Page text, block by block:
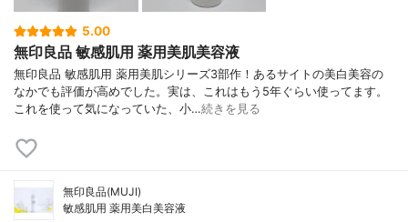
5.00
無印良品 敏感肌用 薬用美肌美容液
無印良品 敏感肌用 薬用美肌シリーズ3部作！あるサイトの美白美容の
なかでも評価が高めでした。実は、これはもう5年ぐらい使ってます。
これを使って気になっていた、小…続きを見る
無印良品(MUJI)
敏感肌用 薬用美白美容液